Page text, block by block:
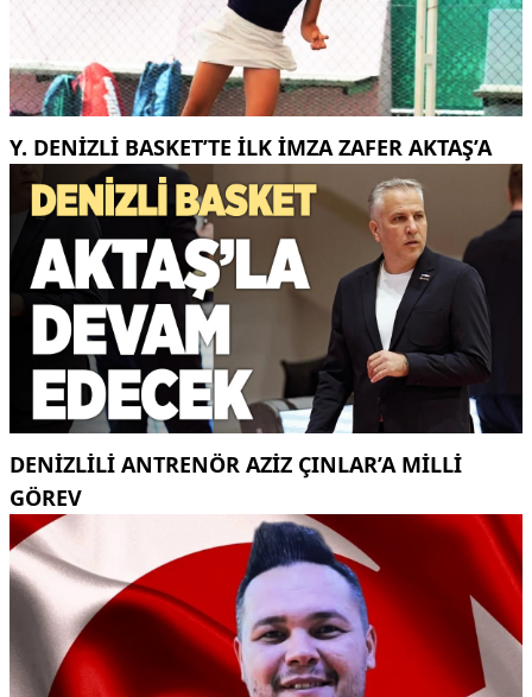
Y. DENIZLI BASKET’TE ILK IMZA ZAFER AKTAŞ’A
DENIZLILI ANTRENÖR AZIZ ÇINLAR’A MILLI
GÖREV